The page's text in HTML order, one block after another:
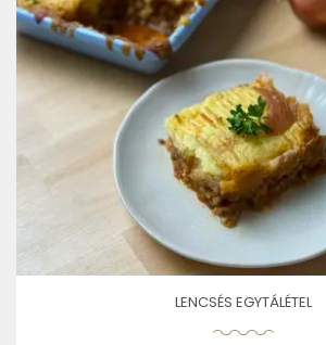
LENCSÉS EGYTÁLÉTEL